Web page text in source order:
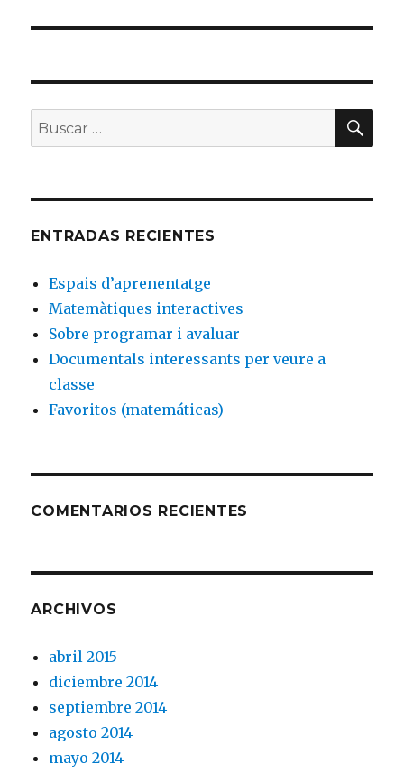
Buscar
por:
ENTRADAS RECIENTES
Espais d’aprenentatge
Matemàtiques interactives
Sobre programar i avaluar
Documentals interessants per veure a
classe
Favoritos (matemáticas)
COMENTARIOS RECIENTES
ARCHIVOS
abril 2015
diciembre 2014
septiembre 2014
agosto 2014
mayo 2014